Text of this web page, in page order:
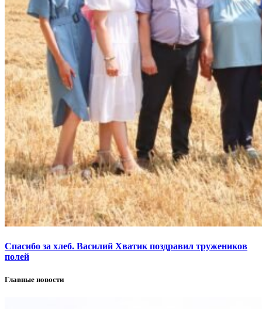
Спасибо за хлеб. Василий Хватик поздравил тружеников
полей
Главные новости